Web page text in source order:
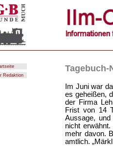
Redaktion
Tagebuch-
Im Juni war
es geheißen,
der Firma
Frist von 14
Aussage,
nicht
mehr davon.
amtlich.